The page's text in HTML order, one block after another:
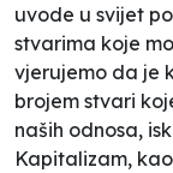
uvode u svijet
stvarima koje
vjerujemo da je
brojem stvari
naših odnosa,
Kapitalizam,